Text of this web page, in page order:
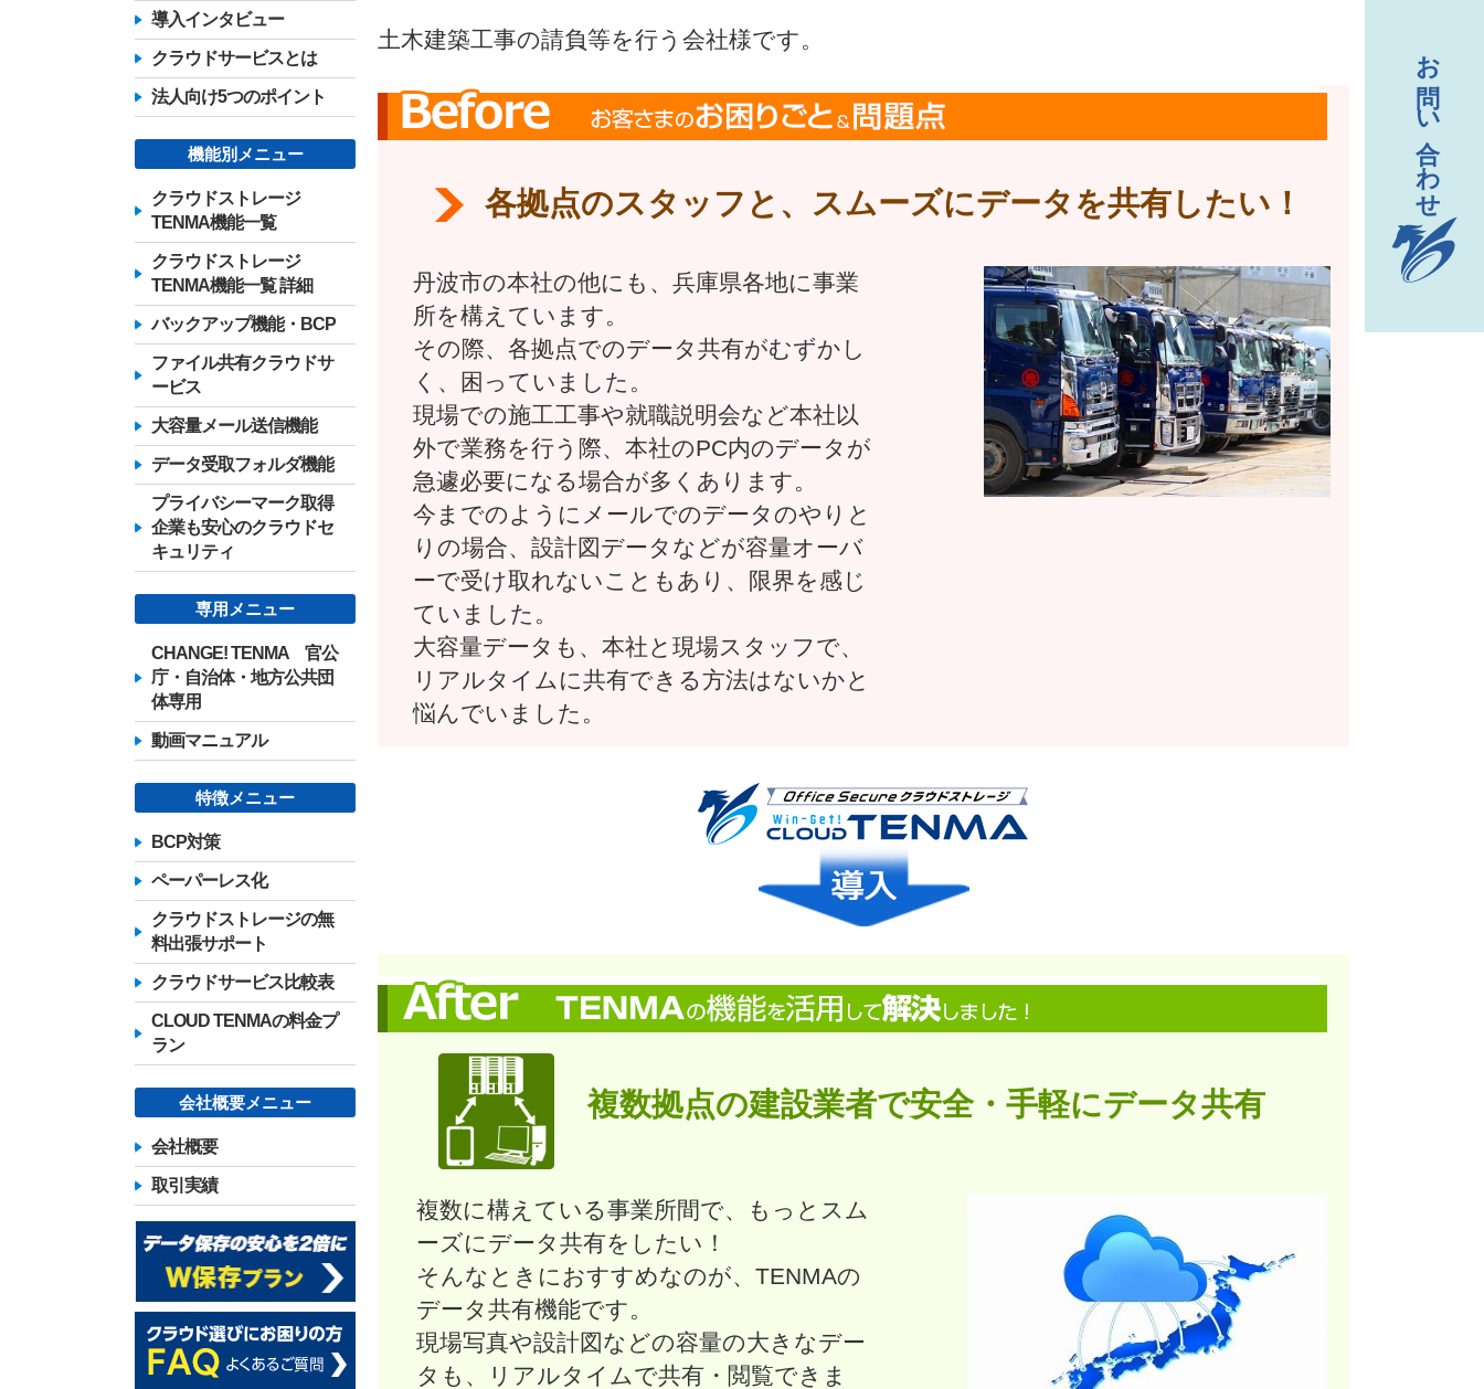
土木建築工事の請負等を行う会社様です。
各拠点のスタッフと、スムーズにデータを共有したい！
丹波市の本社の他にも、兵庫県各地に事業
所を構えています。
その際、各拠点でのデータ共有がむずかし
く、困っていました。
現場での施工工事や就職説明会など本社以
外で業務を行う際、本社のPC内のデータが
急遽必要になる場合が多くあります。
今までのようにメールでのデータのやりと
りの場合、設計図データなどが容量オーバ
ーで受け取れないこともあり、限界を感じ
ていました。
大容量データも、本社と現場スタッフで、
リアルタイムに共有できる方法はないかと
悩んでいました。
複数拠点の建設業者で安全・手軽にデータ共有
複数に構えている事業所間で、もっとスム
ーズにデータ共有をしたい！
そんなときにおすすめなのが、TENMAの
データ共有機能です。
現場写真や設計図などの容量の大きなデー
タも、リアルタイムで共有・閲覧できま
導入インタビュー
クラウドサービスとは
法人向け5つのポイント
機能別メニュー
クラウドストレージ
TENMA機能一覧
クラウドストレージ
TENMA機能一覧 詳細
バックアップ機能・BCP
ファイル共有クラウドサ
ービス
大容量メール送信機能
データ受取フォルダ機能
プライバシーマーク取得
企業も安心のクラウドセ
キュリティ
専用メニュー
CHANGE! TENMA 官公
庁・自治体・地方公共団
体専用
動画マニュアル
特徴メニュー
BCP対策
ペーパーレス化
クラウドストレージの無
料出張サポート
クラウドサービス比較表
CLOUD TENMAの料金プ
ラン
会社概要メニュー
会社概要
取引実績